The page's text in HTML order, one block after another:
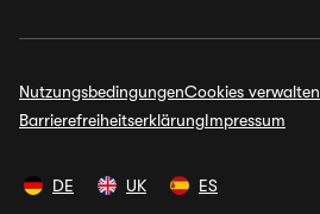
NutzungsbedingungenCookies verwalten
BarrierefreiheitserklärungImpressum
DE UK ES